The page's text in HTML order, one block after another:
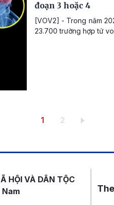
đoạn 3 hoặc 4
[VOV2] - Trong năm
23.700 trường hợp tử
Trang hiện thời
1 Trang
2
HỘI VÀ DÂN TỘC